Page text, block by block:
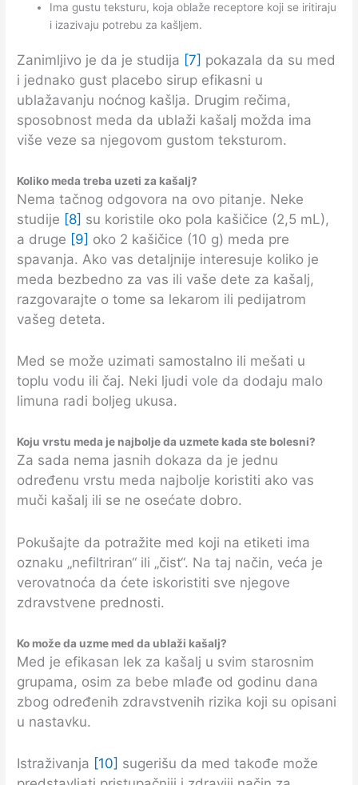
Ima gustu teksturu, koja oblaže receptore koji se iritiraju
i izazivaju potrebu za kašljem.
Zanimljivo je da je studija [7] pokazala da su med
i jednako gust placebo sirup efikasni u
ublažavanju noćnog kašlja. Drugim rečima,
sposobnost meda da ublaži kašalj možda ima
više veze sa njegovom gustom teksturom.
Koliko meda treba uzeti za kašalj?
Nema tačnog odgovora na ovo pitanje. Neke
studije [8] su koristile oko pola kašičice (2,5 mL),
a druge [9] oko 2 kašičice (10 g) meda pre
spavanja. Ako vas detaljnije interesuje koliko je
meda bezbedno za vas ili vaše dete za kašalj,
razgovarajte o tome sa lekarom ili pedijatrom
vašeg deteta.
Med se može uzimati samostalno ili mešati u
toplu vodu ili čaj. Neki ljudi vole da dodaju malo
limuna radi boljeg ukusa.
Koju vrstu meda je najbolje da uzmete kada ste bolesni?
Za sada nema jasnih dokaza da je jednu
određenu vrstu meda najbolje koristiti ako vas
muči kašalj ili se ne osećate dobro.
Pokušajte da potražite med koji na etiketi ima
oznaku „nefiltriran“ ili „čist“. Na taj način, veća je
verovatnoća da ćete iskoristiti sve njegove
zdravstvene prednosti.
Ko može da uzme med da ublaži kašalj?
Med je efikasan lek za kašalj u svim starosnim
grupama, osim za bebe mlađe od godinu dana
zbog određenih zdravstvenih rizika koji su opisani
u nastavku.
Istraživanja [10] sugerišu da med takođe može